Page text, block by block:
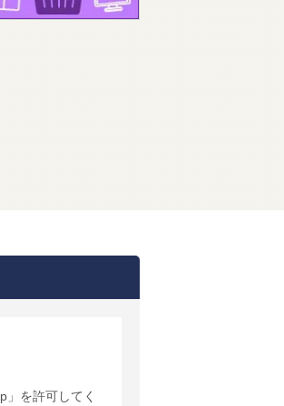
を許可してく